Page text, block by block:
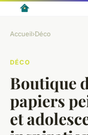
Accueil›Déco
DÉCO
Boutique
papiers
et